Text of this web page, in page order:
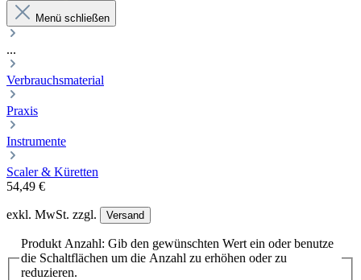
Menü schließen
...
Verbrauchsmaterial
Praxis
Instrumente
Scaler & Küretten
54,49 €
exkl. MwSt. zzgl. Versand
Produkt Anzahl: Gib den gewünschten Wert ein oder benutze
die Schaltflächen um die Anzahl zu erhöhen oder zu
reduzieren.